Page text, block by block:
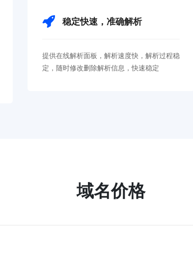
稳定快速，准确解析
提供在线解析面板，解析速度快，解析过程稳
定，随时修改删除解析信息，快速稳定
域名价格